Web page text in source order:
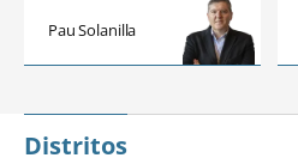
Pau Solanilla
Distritos